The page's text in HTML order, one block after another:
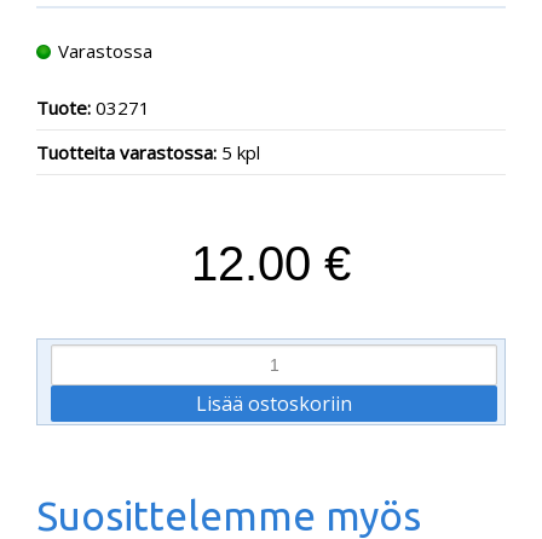
Varastossa
Tuote: 03271
Tuotteita varastossa: 5 kpl
12.00 €
Suosittelemme myös